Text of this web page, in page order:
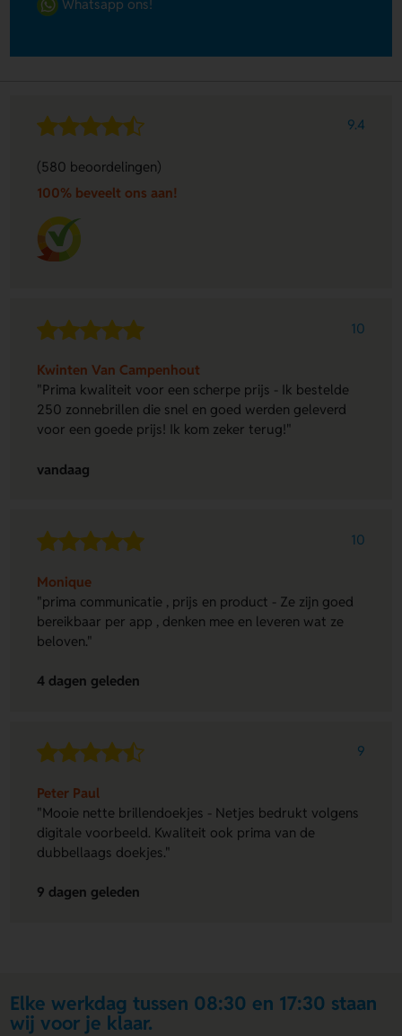
Whatsapp ons!
9.4
(580 beoordelingen)
100% beveelt ons aan!
10
Kwinten Van Campenhout
"Prima kwaliteit voor een scherpe prijs - Ik bestelde
250 zonnebrillen die snel en goed werden geleverd
voor een goede prijs! Ik kom zeker terug!"
vandaag
10
Monique
"prima communicatie , prijs en product - Ze zijn goed
bereikbaar per app , denken mee en leveren wat ze
beloven."
4 dagen geleden
9
Peter Paul
"Mooie nette brillendoekjes - Netjes bedrukt volgens
digitale voorbeeld. Kwaliteit ook prima van de
dubbellaags doekjes."
9 dagen geleden
Elke werkdag tussen 08:30 en 17:30 staan
wij voor je klaar.